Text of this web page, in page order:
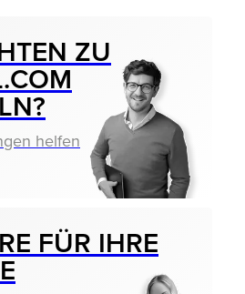
ZU
helfen
FÜR IHRE